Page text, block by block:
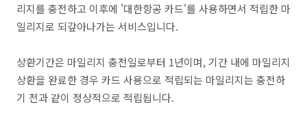
리지를 충전하고 이후에 '대한항공 카드'를 사용하면서 적립한 마
일리지로 되갚아나가는 서비스입니다.
상환기간은 마일리지 충전일로부터 1년이며, 기간 내에 마일리지
상환을 완료한 경우 카드 사용으로 적립되는 마일리지는 충전하
기 전과 같이 정상적으로 적립됩니다.